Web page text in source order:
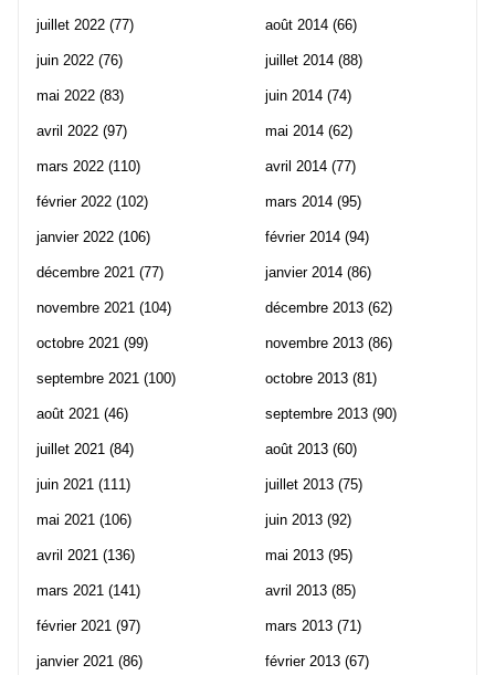
juillet 2022 (77)
juin 2022 (76)
mai 2022 (83)
avril 2022 (97)
mars 2022 (110)
février 2022 (102)
janvier 2022 (106)
décembre 2021 (77)
novembre 2021 (104)
octobre 2021 (99)
septembre 2021 (100)
août 2021 (46)
juillet 2021 (84)
juin 2021 (111)
mai 2021 (106)
avril 2021 (136)
mars 2021 (141)
février 2021 (97)
janvier 2021 (86)
août 2014 (66)
juillet 2014 (88)
juin 2014 (74)
mai 2014 (62)
avril 2014 (77)
mars 2014 (95)
février 2014 (94)
janvier 2014 (86)
décembre 2013 (62)
novembre 2013 (86)
octobre 2013 (81)
septembre 2013 (90)
août 2013 (60)
juillet 2013 (75)
juin 2013 (92)
mai 2013 (95)
avril 2013 (85)
mars 2013 (71)
février 2013 (67)